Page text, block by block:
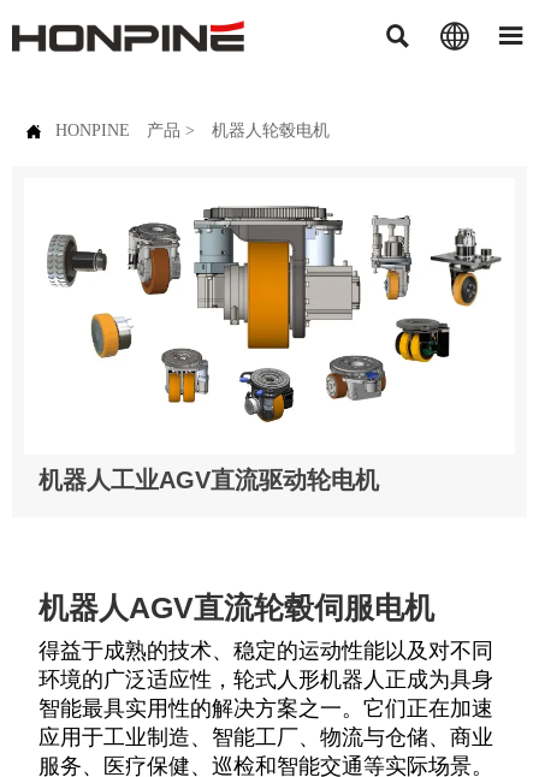
  
 HONPINE 产品 > 机器人轮毂电机
机器人工业AGV直流驱动轮电机
机器人AGV直流轮毂伺服电机
得益于成熟的技术、稳定的运动性能以及对不同
环境的广泛适应性，轮式人形机器人正成为具身
智能最具实用性的解决方案之一。它们正在加速
应用于工业制造、智能工厂、物流与仓储、商业
服务、医疗保健、巡检和智能交通等实际场景。